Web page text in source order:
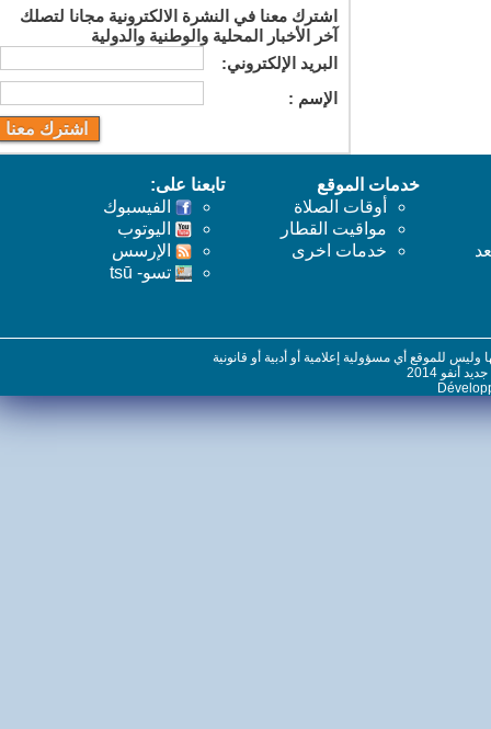
اشترك معنا في النشرة الالكترونية مجانا لتصلك
آخر الأخبار المحلية والوطنية والدولية
البريد اﻹلكتروني:
اﻹسم :
خدمات الموقع
أوقات الصلاة
مواقيت القطار
خدمات اخرى
تابعنا على:
الفيسبوك
اليوتوب
اﻹرسس
تسو- tsū
للموقع أي مسؤولية إعلامية أو أدبية أو قانونية
2014